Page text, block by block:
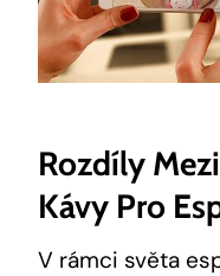
Rozdíly
Kávy Pro
V rámci světa